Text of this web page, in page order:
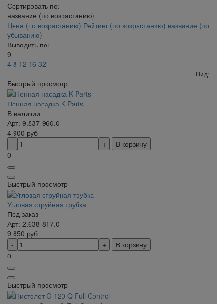
Сортировать по:
название (по возрастанию)
Цена (по возрастанию) Рейтинг (по возрастанию) название (по
убыванию)
Выводить по:
9
4 8 12 16 32
Вид:
Быстрый просмотр
Пенная насадка K-Parts
В наличии
Арт: 9.837-960.0
4 900 руб
В корзину
0
Быстрый просмотр
Угловая струйная трубка
Под заказ
Арт: 2.638-817.0
9 850 руб
В корзину
0
Быстрый просмотр